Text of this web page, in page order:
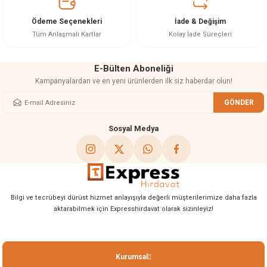
Bu ürüne benzer farklı alternatifler olmalı.
Ödeme Seçenekleri
Tüm Anlaşmalı Kartlar
İade & Değişim
Kolay İade Süreçleri
E-Bülten Aboneliği
Kampanyalardan ve en yeni ürünlerden ilk siz haberdar olun!
GÖNDER
Sosyal Medya
Bilgi ve tecrübeyi dürüst hizmet anlayışıyla değerli müşterilerimize daha fazla
aktarabilmek için Expresshirdavat olarak sizinleyiz!
Kurumsal